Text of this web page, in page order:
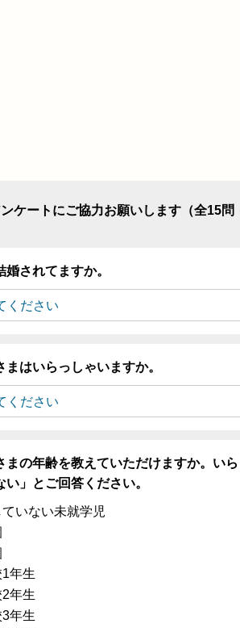
ケートにご協力お願いします（全15問
婚されてますか。
まはいらっしゃいますか。
まの年齢を教えていただけますか。い
い」とご回答ください。
いない未就学児
年生
年生
年生